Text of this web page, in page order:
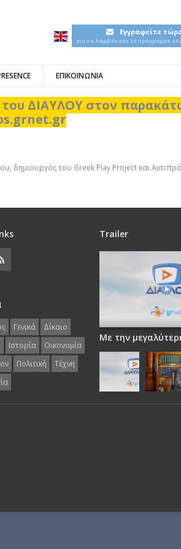
Εγγραφείτε
για να λαμβάνετε το πρόγραμμα
ΕΠΙΚΟΙΝΩΝΙΑ
ΔΙΑΥΛΟΥ στον
δημιουργός του Greek Play Project και
Γενικά
Δίκαιο
Ιστορία
Οικονομία
Πολιτική
Τέχνη
Trailer
Με την